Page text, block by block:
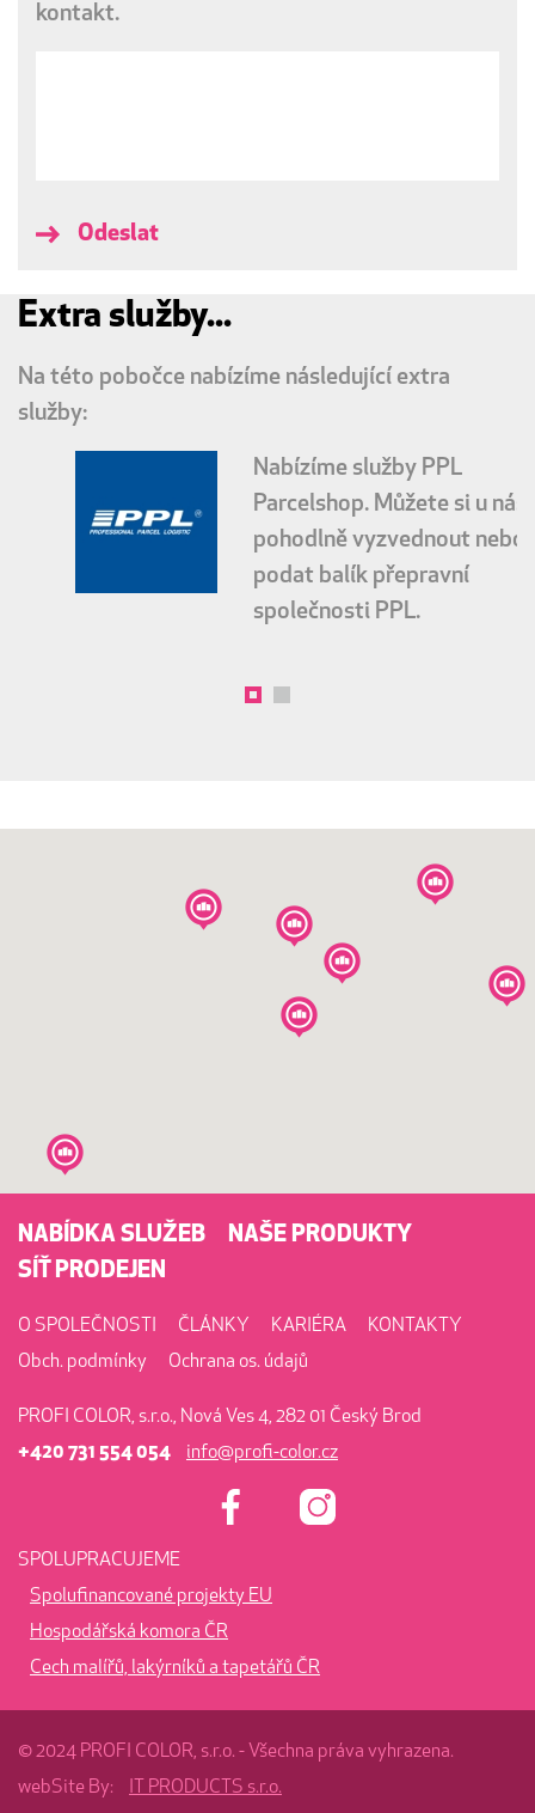
kontakt.
Odeslat
Extra služby...
Na této pobočce nabízíme následující extra
služby:
Nabízíme služby PPL
Parcelshop. Můžete si u nás
pohodlně vyzvednout nebo
podat balík přepravní
společnosti PPL.
NABÍDKA SLUŽEB
NAŠE PRODUKTY
SÍŤ PRODEJEN
O SPOLEČNOSTI ČLÁNKY KARIÉRA
KONTAKTY
Obch. podmínky
Ochrana os. údajů
PROFI COLOR, s.r.o., Nová Ves 4, 282 01 Český Brod
+420 731 554 054
info@profi-color.cz
SPOLUPRACUJEME
Spolufinancované projekty EU
Hospodářská komora ČR
Cech malířů, lakýrníků a tapetářů ČR
© 2024 PROFI COLOR, s.r.o. - Všechna práva vyhrazena.
webSite By:
IT PRODUCTS s.r.o.